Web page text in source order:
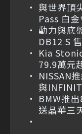
與世界頂
Pass 白
動力與底
DB12 S
Kia
79.9萬元
NISSAN
與
BMW推
送晶華三